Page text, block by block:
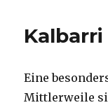
Kalbarri
Eine
Mittlerweile